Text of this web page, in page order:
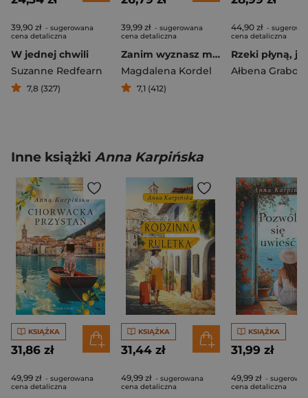
39,90 zł - sugerowana
cena detaliczna
W jednej chwili
Suzanne Redfearn
7,8 (327)
39,99 zł - sugerowana
cena detaliczna
Zanim wyznasz mi miłość
Magdalena Kordel
7,1 (412)
44,90 zł -
cena detaliczna
Ałbena
Inne książki Anna Karpińska
KSIĄŻKA
31,86 zł
49,99 zł - sugerowana
cena detaliczna
KSIĄŻKA
31,44 zł
49,99 zł - sugerowana
cena detaliczna
KSIĄŻKA
31,99 zł
49,99 zł -
cena detaliczna